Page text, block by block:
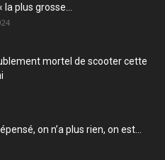
plus grosse...
mortel de scooter cette
on n’a plus rien, on est...